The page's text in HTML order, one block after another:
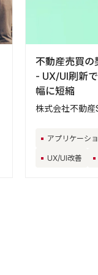
不動産売買の
- UX/UI刷新
幅に短縮
株式会社不動
アプリケーシ
UX/UI改善